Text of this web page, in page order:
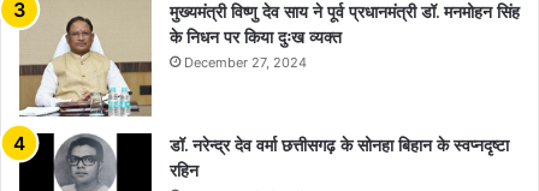
मुख्यमंत्री विष्णु देव साय ने पूर्व प्रधानमंत्री डॉ. मनमोहन सिंह
के निधन पर किया दुःख व्यक्त
December 27, 2024
डॉ. नरेन्द्र देव वर्मा छत्तीसगढ़ के सोनहा बिहान के स्वप्नदृष्टा
रहिन